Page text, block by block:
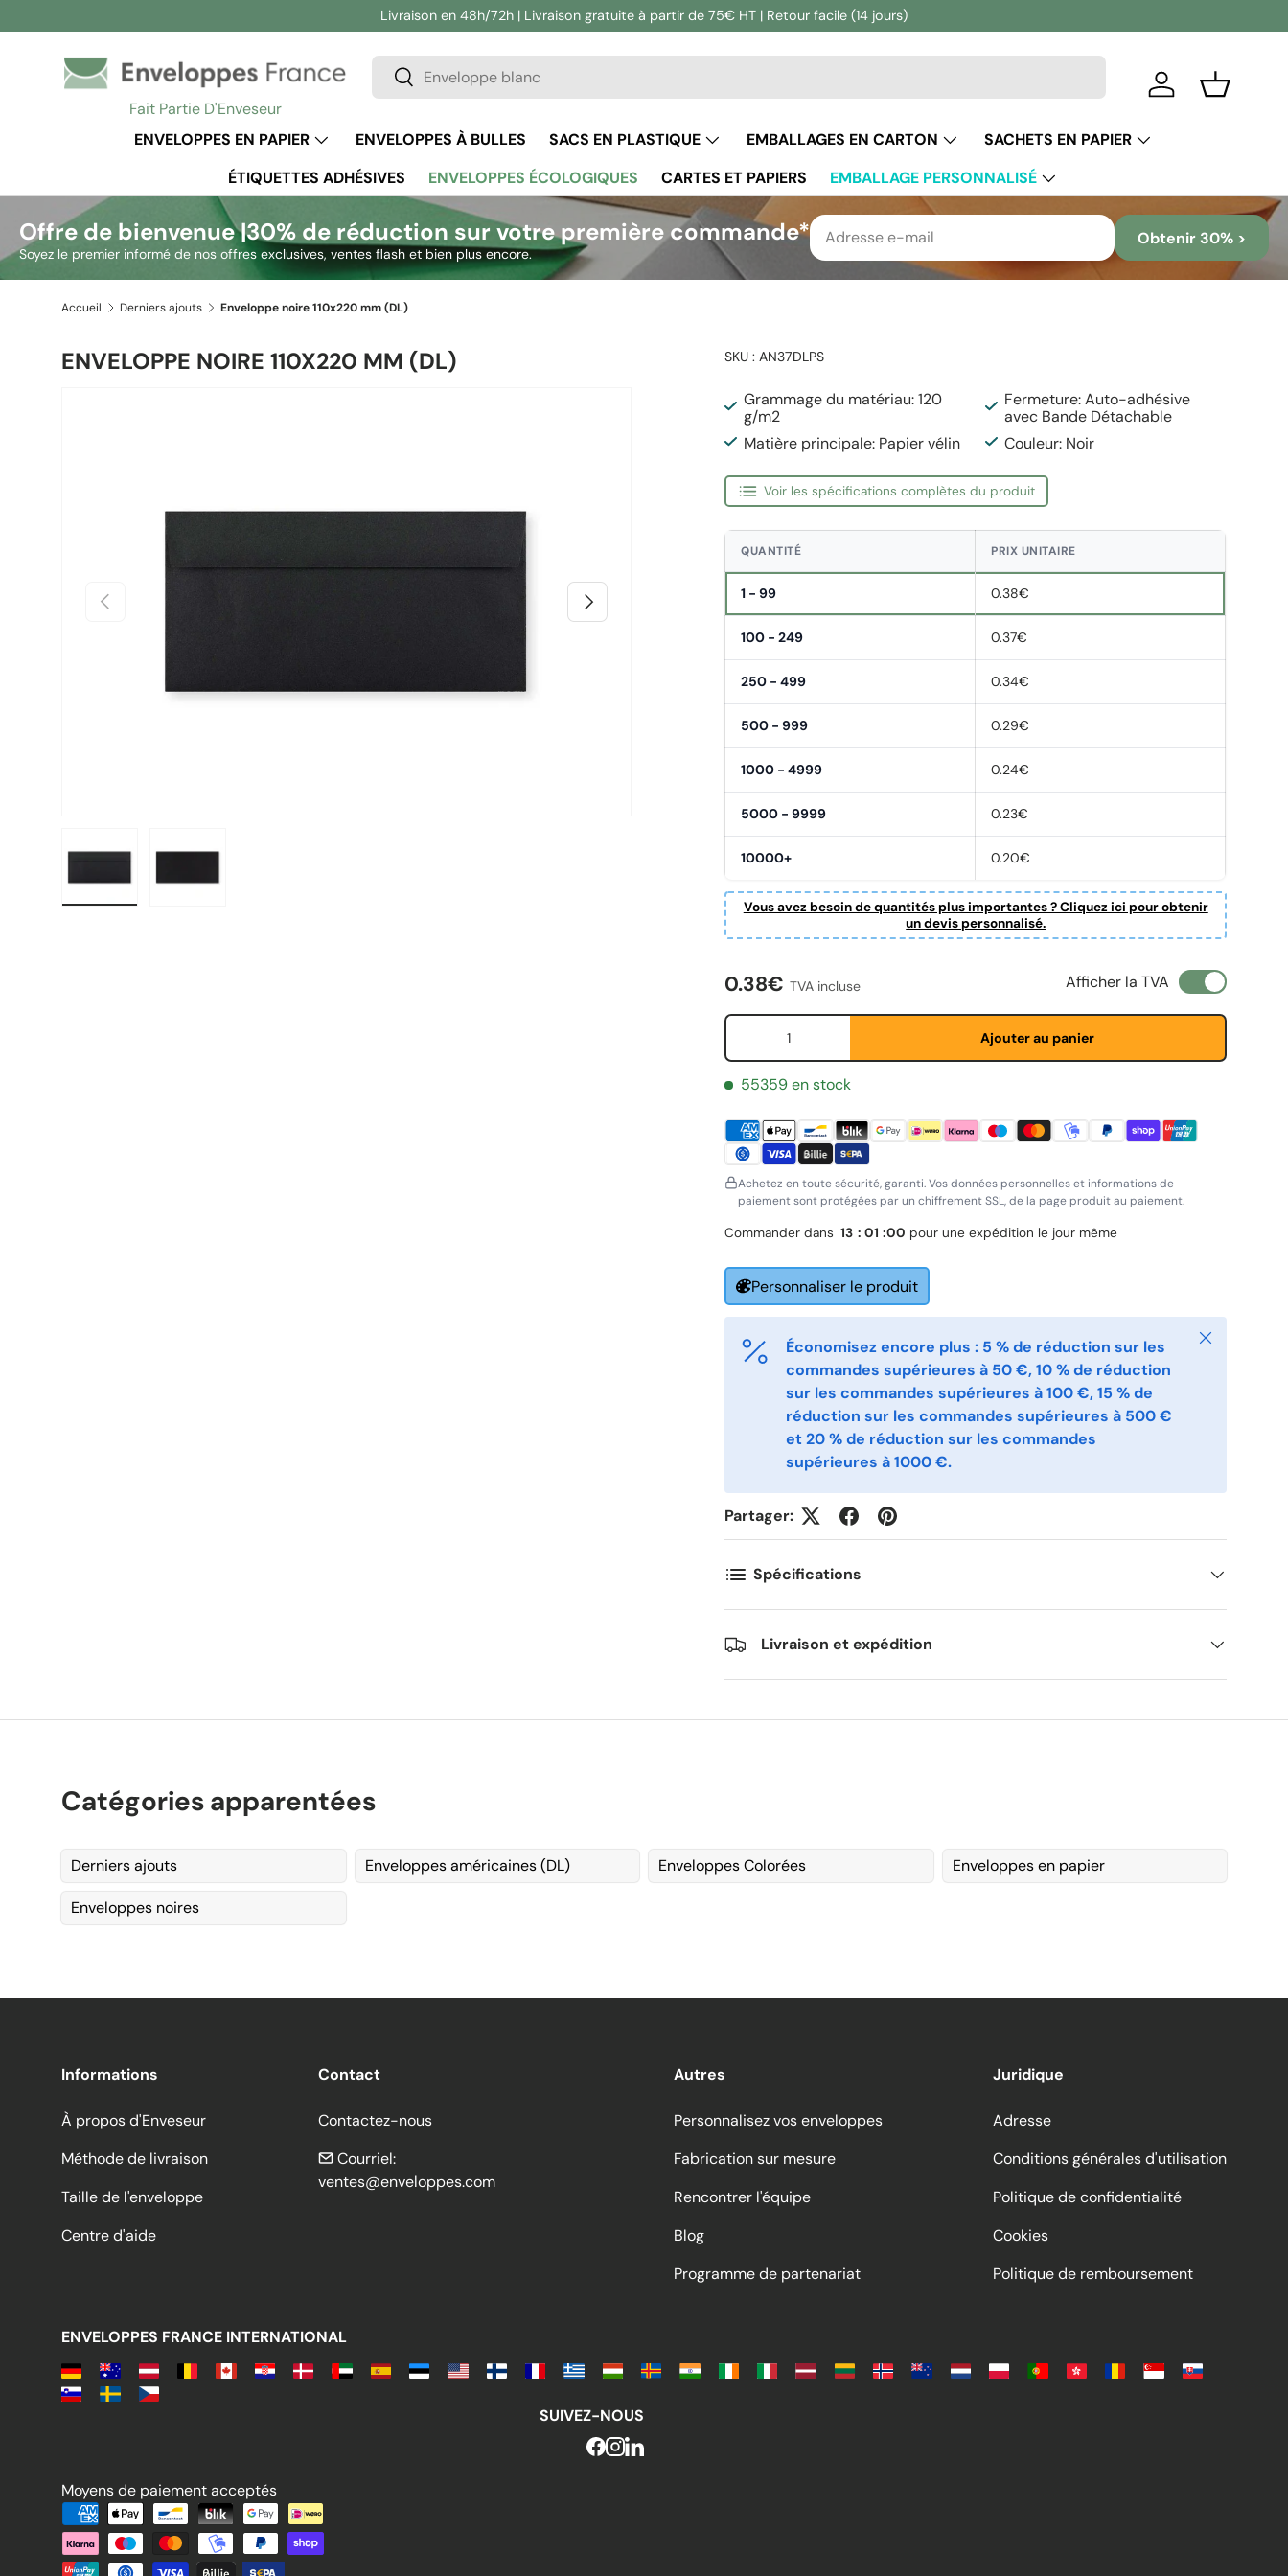
Aller au contenu
Livraison en 48h/72h | Livraison gratuite à partir de 75€ HT | Retour facile (14 jours)
Fait Partie D'Enveseur
Recherche
Rechercher
Se connecter
Panier
ENVELOPPES EN PAPIER ENVELOPPES À BULLES SACS EN PLASTIQUE EMBALLAGES EN CARTON
SACHETS EN PAPIER
ÉTIQUETTES ADHÉSIVES
ENVELOPPES ÉCOLOGIQUES CARTES ET PAPIERS EMBALLAGE PERSONNALISÉ
Offre de bienvenue |30% de réduction sur votre première commande*
Soyez le premier informé de nos offres exclusives, ventes flash et bien plus encore.
Obtenir 30% >
Accueil Derniers ajouts Enveloppe noire 110x220 mm (DL)
ENVELOPPE NOIRE 110X220 MM (DL)
Précédent Suivant
SKU : AN37DLPS
Grammage du matériau: 120
g/m2
Fermeture: Auto-adhésive
avec Bande Détachable
Matière principale: Papier vélin
Couleur: Noir
Voir les spécifications complètes du produit
QUANTITÉ PRIX UNITAIRE
1 - 99 0.38€
100 - 249 0.37€
250 - 499 0.34€
500 - 999 0.29€
1000 - 4999 0.24€
5000 - 9999 0.23€
10000+ 0.20€
Vous avez besoin de quantités plus importantes ? Cliquez ici pour obtenir
un devis personnalisé.
Prix habituel
0.38€ TVA incluse Afficher la TVA
Qté
Ajouter au panier
55359 en stock
Achetez en toute sécurité, garanti. Vos données personnelles et informations de
paiement sont protégées par un chiffrement SSL, de la page produit au paiement.
Commander dans 13 : 00 :59 pour une expédition le jour même
Personnaliser le produit
Économisez encore plus : 5 % de réduction sur les
commandes supérieures à 50 €, 10 % de réduction
sur les commandes supérieures à 100 €, 15 % de
réduction sur les commandes supérieures à 500 €
et 20 % de réduction sur les commandes
supérieures à 1000 €.
Fermer
Partager:
Spécifications
Livraison et expédition
Catégories apparentées
Derniers ajouts Enveloppes américaines (DL) Enveloppes Colorées Enveloppes en papier
Enveloppes noires
Informations
À propos d'Enveseur
Méthode de livraison
Taille de l'enveloppe
Centre d'aide
Contact
Contactez-nous
Courriel:
ventes@enveloppes.com
Autres
Personnalisez vos enveloppes
Fabrication sur mesure
Rencontrer l'équipe
Blog
Programme de partenariat
Juridique
Adresse
Conditions générales d'utilisation
Politique de confidentialité
Cookies
Politique de remboursement
ENVELOPPES FRANCE INTERNATIONAL
SUIVEZ-NOUS
Moyens de paiement acceptés
Moyens de paiement acceptés